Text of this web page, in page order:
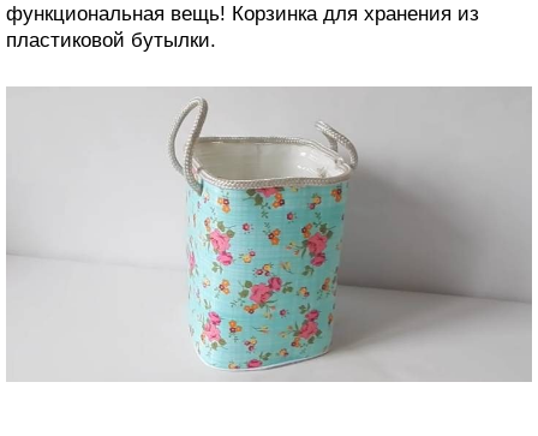
функциональная вещь! Корзинка для хранения из
пластиковой бутылки.